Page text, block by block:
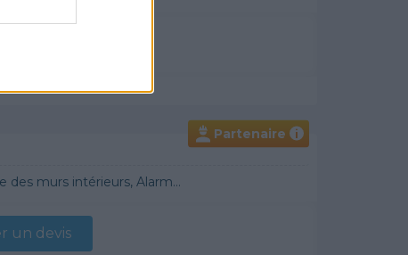
Partenaire i
de toiture, Cheminée, Terrassement, Plancher chauffant
un devis